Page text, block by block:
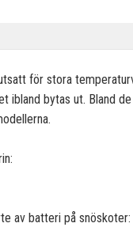
för stora
ibland bytas ut. Bland
av batteri på snöskoter: